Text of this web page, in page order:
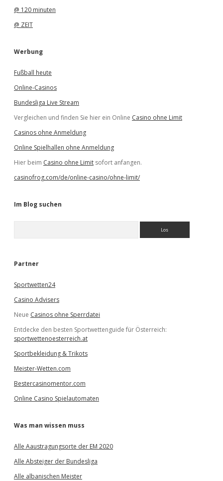
@ 120 minuten
@ ZEIT
Werbung
Fußball heute
Online-Casinos
Bundesliga Live Stream
Vergleichen und finden Sie hier ein Online Casino ohne Limit
Casinos ohne Anmeldung
Online Spielhallen ohne Anmeldung
Hier beim Casino ohne Limit sofort anfangen.
casinofrog.com/de/online-casino/ohne-limit/
Im Blog suchen
e
Partner
Sportwetten24
Casino Advisers
Neue Casinos ohne Sperrdatei
Entdecke den besten Sportwettenguide für Österreich:
sportwettenoesterreich.at
Sportbekleidung & Trikots
Meister-Wetten.com
Bestercasinomentor.com
Online Casino Spielautomaten
Was man wissen muss
Alle Aaustragungsorte der EM 2020
Alle Absteiger der Bundesliga
Alle albanischen Meister